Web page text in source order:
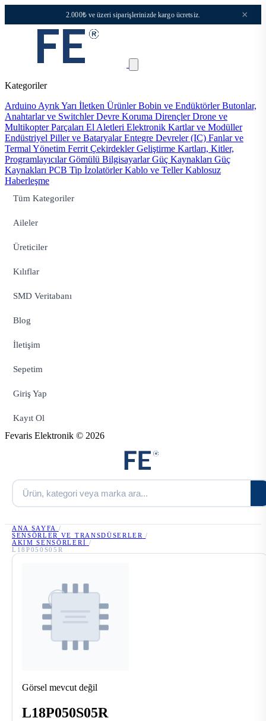
2.000₺ ve üzeri siparişlerinizde kargo ücretsiz. ×
Kategoriler
Arduino Ayrık Yarı İletken ÜrünlerBobin ve EndüktörlerButonlar,
Anahtarlar ve SwitchlerDevre Koruma DirençlerDrone ve
Multikopter Parçaları El Aletleri Elektronik Kartlar ve Modüller
Endüstriyel Piller ve BataryalarEntegre Devreler (IC) Fanlar ve
Termal Yönetim Ferrit ÇekirdeklerGeliştirme Kartları, Kitler,
ProgramlayıcılarGömülü BilgisayarlarGüç Kaynakları Güç
Kaynakları PCB Tip İzolatörlerKablo ve TellerKablosuz
Haberleşme
Tüm Kategoriler
Aileler
Üreticiler
Kılıflar
SMD Veritabanı
Blog
İletişim
Sepetim
Giriş Yap
Kayıt Ol
Fevaris Elektronik © 2026
ANA SAYFA /
SENSÖRLER VE TRANSDÜSERLER
/
AKIM SENSÖRLERI /
L18P050S05R
Görsel mevcut değil
L18P050S05R